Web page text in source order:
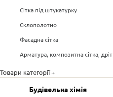
Сітка під штукатурку
Склополотно
Фасадна сітка
Арматура, композитна сітка, дріт
Товари категорії +
Будівельна хімія